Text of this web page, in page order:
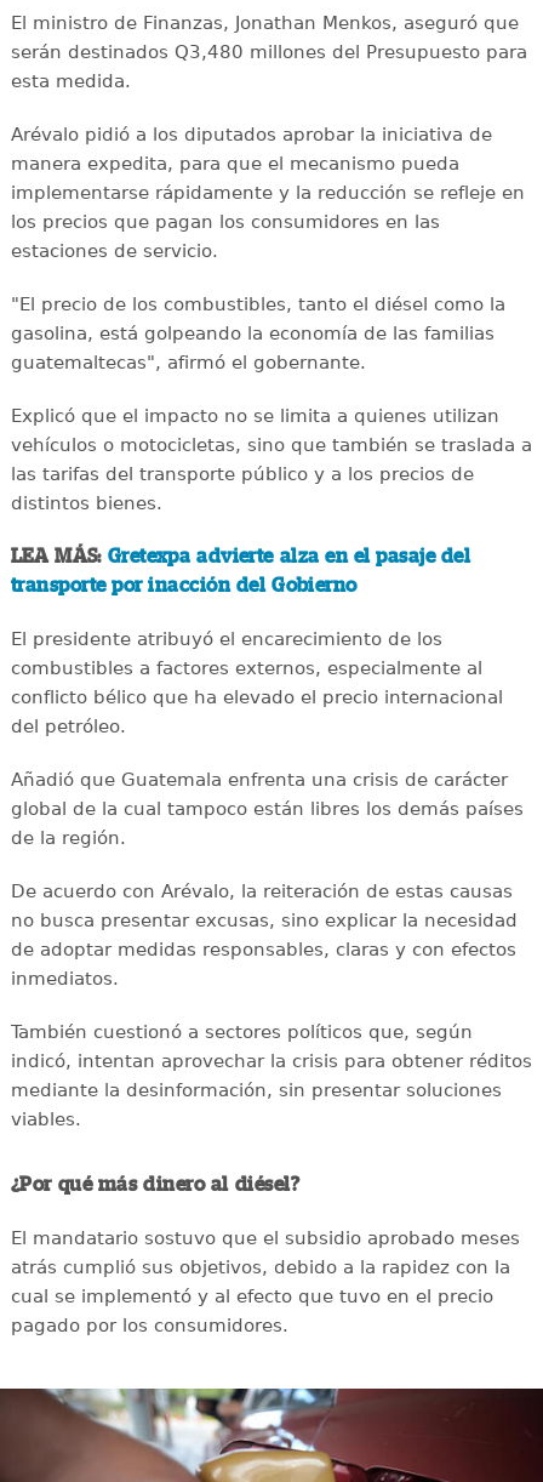
El ministro de Finanzas, Jonathan Menkos, aseguró que
serán destinados Q3,480 millones del Presupuesto para
esta medida.
Arévalo pidió a los diputados aprobar la iniciativa de
manera expedita, para que el mecanismo pueda
implementarse rápidamente y la reducción se refleje en
los precios que pagan los consumidores en las
estaciones de servicio.
"El precio de los combustibles, tanto el diésel como la
gasolina, está golpeando la economía de las familias
guatemaltecas", afirmó el gobernante.
Explicó que el impacto no se limita a quienes utilizan
vehículos o motocicletas, sino que también se traslada a
las tarifas del transporte público y a los precios de
distintos bienes.
LEA MÁS:Gretexpa advierte alza en el pasaje del
transporte por inacción del Gobierno
El presidente atribuyó el encarecimiento de los
combustibles a factores externos, especialmente al
conflicto bélico que ha elevado el precio internacional
del petróleo.
Añadió que Guatemala enfrenta una crisis de carácter
global de la cual tampoco están libres los demás países
de la región.
De acuerdo con Arévalo, la reiteración de estas causas
no busca presentar excusas, sino explicar la necesidad
de adoptar medidas responsables, claras y con efectos
inmediatos.
También cuestionó a sectores políticos que, según
indicó, intentan aprovechar la crisis para obtener réditos
mediante la desinformación, sin presentar soluciones
viables.
¿Por qué más dinero al diésel?
El mandatario sostuvo que el subsidio aprobado meses
atrás cumplió sus objetivos, debido a la rapidez con la
cual se implementó y al efecto que tuvo en el precio
pagado por los consumidores.